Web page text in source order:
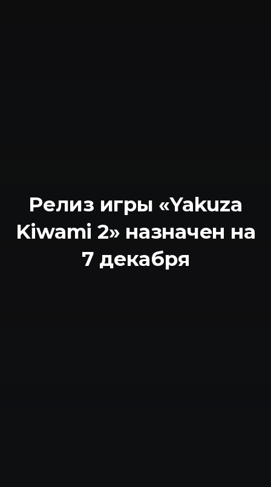
Релиз игры «Yakuza
Kiwami 2» назначен на
7 декабря